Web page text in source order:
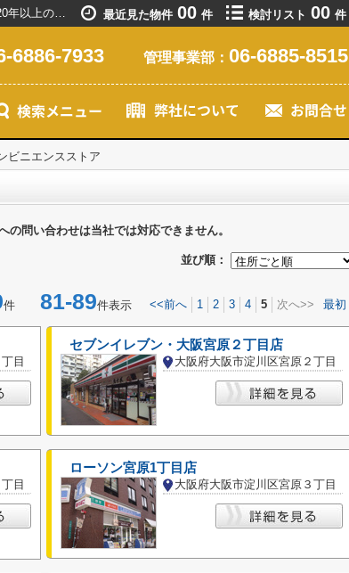
大阪市淀川区のコンビニエンスストア一覧ページ｜新大阪駅で賃貸マンションを探すなら創業20年以上のセンチュリー21ライフネット・ライブグループ 最近見た物件 00 件 検討リスト 00 件
6886-7933 管理事業部： 06-6885-8515
ビニエンスストア
問い合わせは当社では対応できません。
並び順：
件 81-89件表示 <<前へ 1 2 3 4 5 次へ>> 最初
目
セブンイレブン・大阪宮原２丁目店
大阪府大阪市淀川区宮原２丁目
目
ローソン宮原1丁目店
大阪府大阪市淀川区宮原３丁目